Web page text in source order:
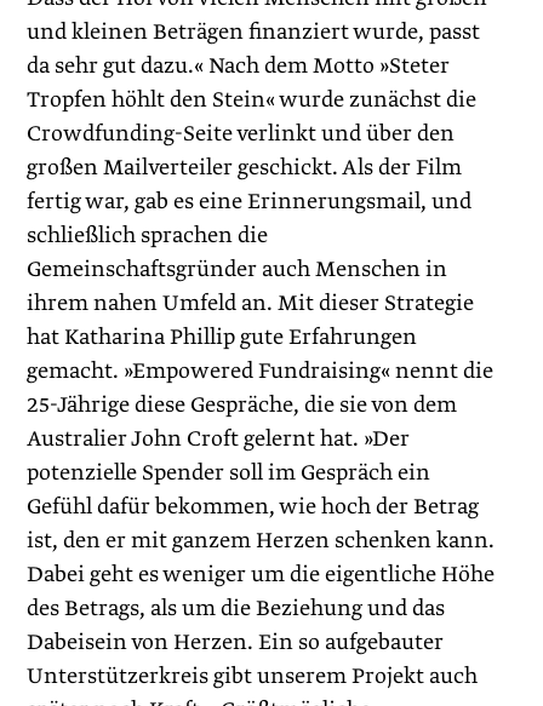
und kleinen Beträgen finanziert wurde, passt
da sehr gut dazu.« Nach dem Motto »Steter
Tropfen höhlt den Stein« wurde zunächst die
Crowdfunding-Seite verlinkt und über den
großen Mailverteiler geschickt. Als der Film
fertig war, gab es eine Erinnerungsmail, und
schließlich sprachen die
Gemeinschaftsgründer auch Menschen in
ihrem nahen Umfeld an. Mit dieser Strategie
hat Katharina Phillip gute Erfahrungen
gemacht. »Empowered Fundraising« nennt die
25-Jährige diese Gespräche, die sie von dem
Australier John Croft gelernt hat. »Der
potenzielle Spender soll im Gespräch ein
Gefühl dafür bekommen, wie hoch der Betrag
ist, den er mit ganzem Herzen schenken kann.
Dabei geht es weniger um die eigentliche Höhe
des Betrags, als um die Beziehung und das
Dabeisein von Herzen. Ein so aufgebauter
Unterstützerkreis gibt unserem Projekt auch